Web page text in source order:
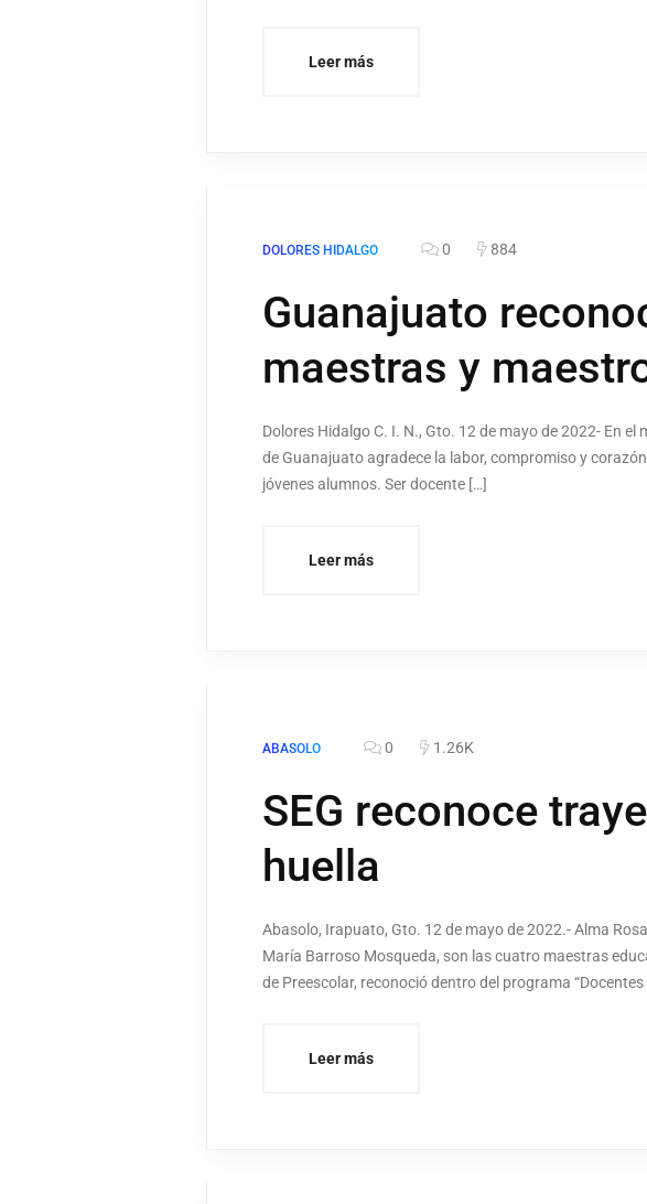
Leer más
DOLORES HIDALGO 0 884
Guanajuato
maestras y
Dolores Hidalgo C. I. N., Gto. 12 de mayo de 2022- En
de Guanajuato agradece la labor, compromiso y
jóvenes alumnos. Ser docente […]
Leer más
ABASOLO 0 1.26K
SEG reconoce
huella
Abasolo, Irapuato, Gto. 12 de mayo de 2022.- Alma
María Barroso Mosqueda, son las cuatro maestras
de Preescolar, reconoció dentro del programa
Leer más